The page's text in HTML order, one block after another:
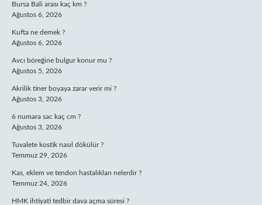
Bursa Bali arası kaç km ?
Ağustos 6, 2026
Kufta ne demek ?
Ağustos 6, 2026
Avcı böreğine bulgur konur mu ?
Ağustos 5, 2026
Akrilik tiner boyaya zarar verir mi ?
Ağustos 3, 2026
6 numara sac kaç cm ?
Ağustos 3, 2026
Tuvalete kostik nasıl dökülür ?
Temmuz 29, 2026
Kas, eklem ve tendon hastalıkları nelerdir ?
Temmuz 24, 2026
HMK ihtiyati tedbir dava açma süresi ?